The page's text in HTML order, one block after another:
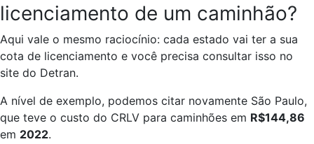
licenciamento de um caminhão?
Aqui vale o mesmo raciocínio: cada estado vai ter a sua
cota de licenciamento e você precisa consultar isso no
site do Detran.
A nível de exemplo, podemos citar novamente São Paulo,
que teve o custo do CRLV para caminhões em R$144,86
em 2022.